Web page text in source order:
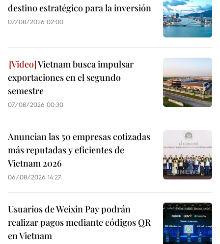
destino estratégico para la inversión
07/08/2026 02:00
Vietnam busca impulsar
exportaciones en el segundo
semestre
07/08/2026 00:30
Anuncian las 50 empresas cotizadas
más reputadas y eficientes de
Vietnam 2026
06/08/2026 14:27
Usuarios de Weixin Pay podrán
realizar pagos mediante códigos QR
en Vietnam